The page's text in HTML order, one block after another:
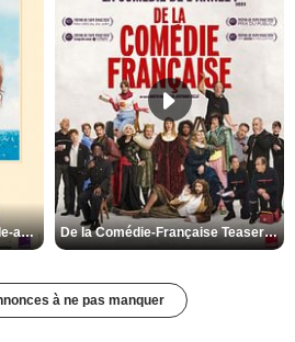
Les Matins merveilleux Bande-annonce VF De la Comédie-Française Teaser VF
à ne pas manquer